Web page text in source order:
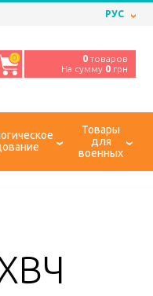
РУС
0 0 товаров
На сумму 0 грн
Товары
для
военных